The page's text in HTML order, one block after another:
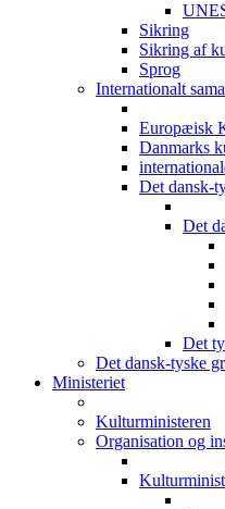
Sikring
Sikring af
Sprog
Internationalt
Europæisk
Danmarks
Det dansk-
Det
Det
Det dansk-tyske
Ministeriet
Kulturministeren
Organisation og